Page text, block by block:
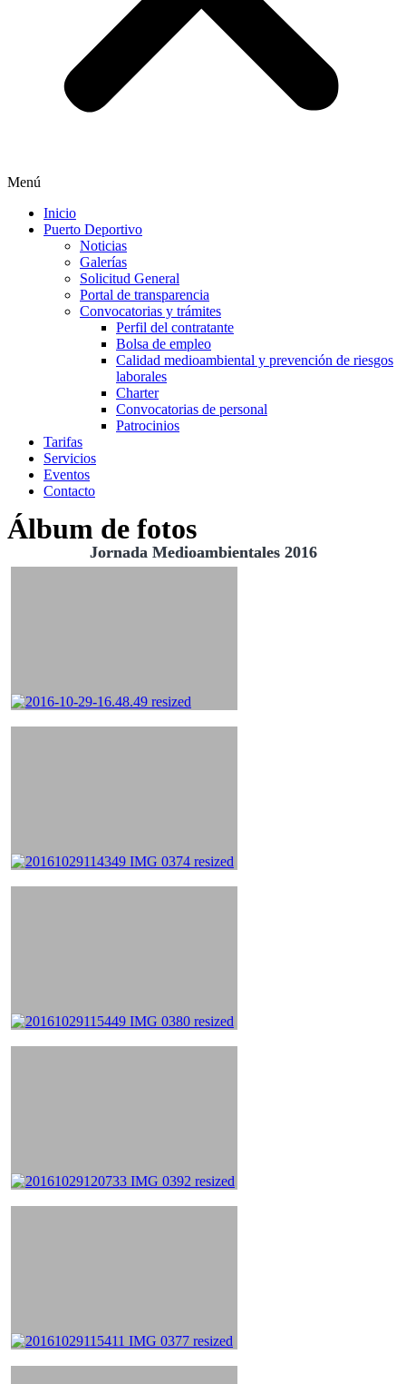
Menú
Inicio
Puerto Deportivo
Noticias
Galerías
Solicitud General
Portal de transparencia
Convocatorias y trámites
Perfil del contratante
Bolsa de empleo
Calidad medioambiental y prevención de riesgos
laborales
Charter
Convocatorias de personal
Patrocinios
Tarifas
Servicios
Eventos
Contacto
Álbum de fotos
Jornada Medioambientales 2016